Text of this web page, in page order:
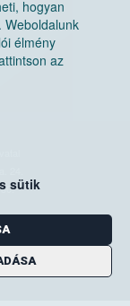
hogyan
Weboldalunk
élmény
az
sütik